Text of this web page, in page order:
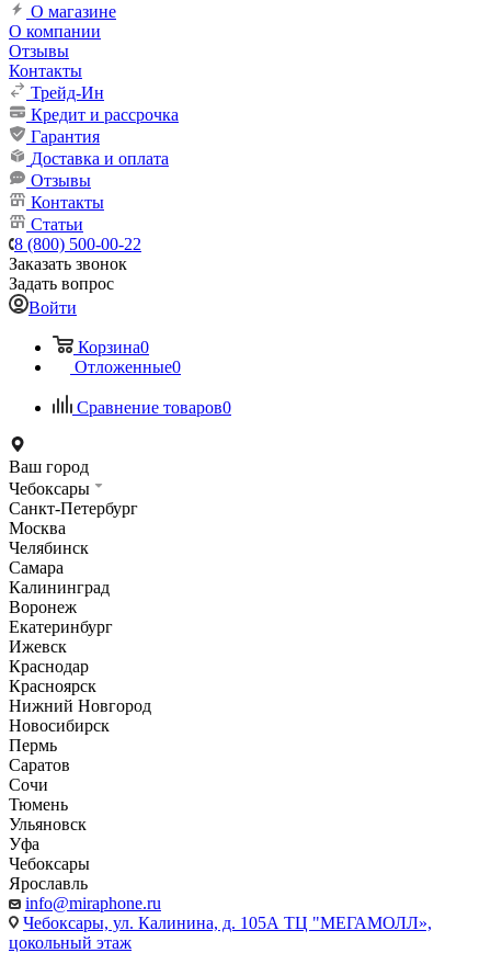
О магазине
О компании
Отзывы
Контакты
Трейд-Ин
Кредит и рассрочка
Гарантия
Доставка и оплата
Отзывы
Контакты
Статьи
8 (800) 500-00-22
Заказать звонок
Задать вопрос
Войти
Корзина0
Отложенные0
Сравнение товаров0
Ваш город
Чебоксары
Санкт-Петербург
Москва
Челябинск
Самара
Калининград
Воронеж
Екатеринбург
Ижевск
Краснодар
Красноярск
Нижний Новгород
Новосибирск
Пермь
Саратов
Сочи
Тюмень
Ульяновск
Уфа
Чебоксары
Ярославль
info@miraphone.ru
Чебоксары, ул. Калинина, д. 105А ТЦ "МЕГАМОЛЛ»,
цокольный этаж